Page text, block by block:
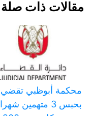
مقالات ذات صلة
محكمة أبوظبي تقضي
بحبس 3 متهمين شهرا